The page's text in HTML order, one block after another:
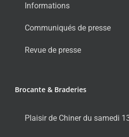
Informations
Communiqués de presse
Revue de presse
Brocante & Braderies
Plaisir de Chiner du samedi